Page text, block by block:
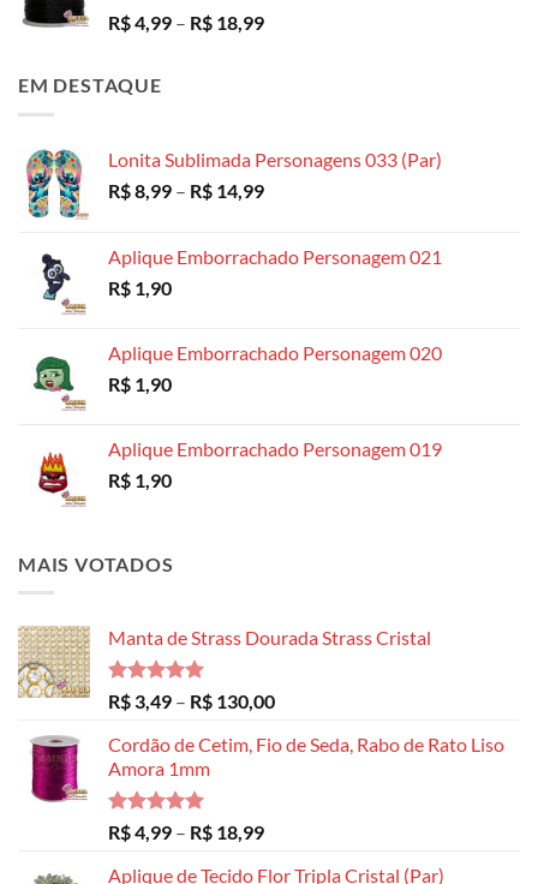
R$4,99 – R$ 18,99Faixa
EM DESTAQUE
Lonita Sublimada Personagens 033 (Par)
R$8,99 – R$ 14,99Faixa
R$ 8,99
Aplique Emborrachado Personagem 021
R$ 1,90
Aplique Emborrachado Personagem 020
R$ 1,90
Aplique Emborrachado Personagem 019
R$ 1,90
MAIS VOTADOS
Manta de Strass Dourada Strass Cristal
Avaliação
5.00
de 5
R$ 3,49 – R$ 130,00Faixa
preço:
Cordão de Cetim, Fio de Seda, Rabo de Rato Liso
Amora 1mm
Avaliação
5.00
de 5
R$4,99 – R$ 18,99Faixa
Aplique de Tecido Flor Tripla Cristal (Par)